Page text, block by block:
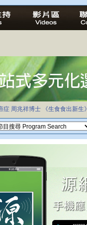
症 周兆祥博士 《生食食出新生》